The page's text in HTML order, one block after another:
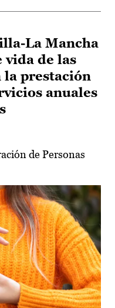
La Mancha
vida de las
la prestación
anuales
de Personas